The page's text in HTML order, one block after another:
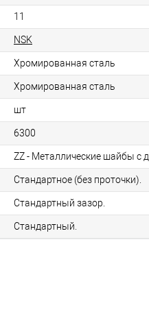
11
NSK
Хромированная сталь
Хромированная сталь
шт
6300
ZZ - Металлические шайбы с
Стандартное (без проточки).
Стандартный зазор.
Стандартный.